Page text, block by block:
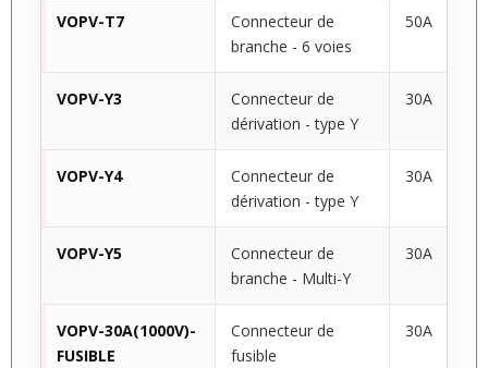
VOPV-T7
Connecteur de
branche - 6 voies
50A
VOPV-Y3
Connecteur de
dérivation - type Y
30A
VOPV-Y4
Connecteur de
dérivation - type Y
30A
VOPV-Y5
Connecteur de
branche - Multi-Y
30A
VOPV-30A(1000V)-
FUSIBLE
Connecteur de
fusible
30A